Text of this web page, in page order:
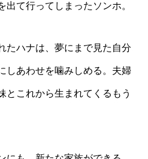
て行ってしまったソンホ。
たハナは、夢にまで見た自分
しあわせを噛みしめる。夫婦
とこれから生まれてくるもう